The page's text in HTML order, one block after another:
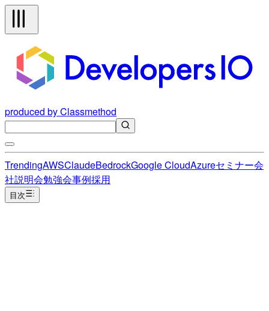
produced by Classmethod
TrendingAWSClaudeBedrockGoogle CloudAzureセミナー会
社説明会勉強会事例採用
目次